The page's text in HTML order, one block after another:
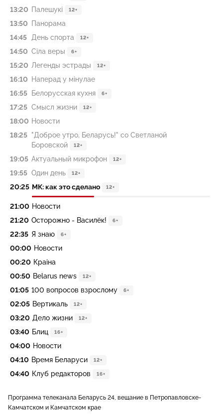
13:20 Палешукi 12+
13:50
Панорама
14:45
День спорта 12+
14:50 Сiла веры 6+
15:20 Легенды эстрады 12+
16:10
Наперад у мiнулае
16:55
Белорусская кухня 6+
17:25 Смысл жизни 12+
18:00 Новости
18:25 "Доброе утро, Беларусь!" со Светланой
Боровской
12+
19:05 Актуальный микрофон 12+
19:55 Один день 12+
20:25 МК: как это сделано 12+
21:00 Новости
21:20 Осторожно - Василёк! 6+
22:35 Я знаю 6+
00:00 Новости
00:20 Краіна
00:50 Belarus news 12+
01:05 100 вопросов взрослому 6+
02:05 Вертикаль 12+
03:20 Дело жизни 12+
03:40 Блиц 16+
04:00 Новости
04:10 Время Беларуси 12+
04:40 Клуб редакторов 16+
Программа телеканала Беларусь 24, вещание в Петропавловске-
Камчатском и Камчатском крае